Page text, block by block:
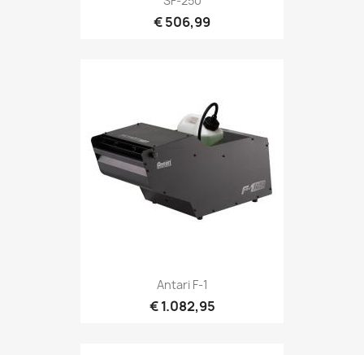
€ 506,99
Snel bekijken
Antari F-1
€ 1.082,95